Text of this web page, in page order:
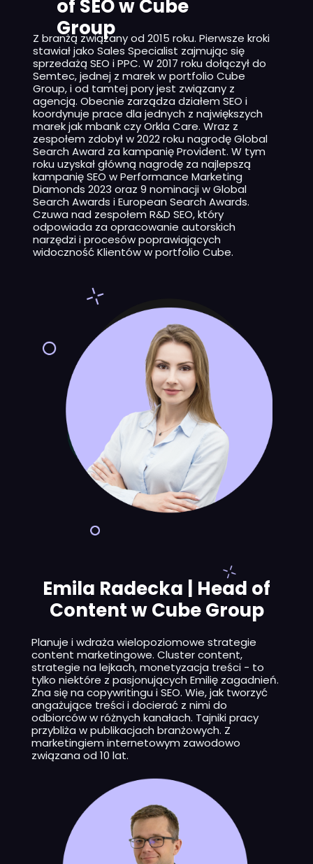
Z branżą związany od 2015 roku. Pierwsze kroki
stawiał jako Sales Specialist zajmując się
sprzedażą SEO i PPC. W 2017 roku dołączył do
Semtec, jednej z marek w portfolio Cube
Group, i od tamtej pory jest związany z
agencją. Obecnie zarządza działem SEO i
koordynuje prace dla jednych z największych
marek jak mbank czy Orkla Care. Wraz z
zespołem zdobył w 2022 roku nagrodę Global
Search Award za kampanię Provident. W tym
roku uzyskał główną nagrodę za najlepszą
kampanię SEO w Performance Marketing
Diamonds 2023 oraz 9 nominacji w Global
Search Awards i European Search Awards.
Czuwa nad zespołem R&D SEO, który
odpowiada za opracowanie autorskich
narzędzi i procesów poprawiających
widoczność Klientów w portfolio Cube.
of SEOw Cube
Group
Emila Radecka | Head of
Content w Cube Group
Planuje i wdraża wielopoziomowe strategie
content marketingowe. Cluster content,
strategie na lejkach, monetyzacja treści - to
tylko niektóre z pasjonujących Emilię zagadnień.
Zna się na copywritingu i SEO. Wie, jak tworzyć
angażujące treści i docierać z nimi do
odbiorców w różnych kanałach. Tajniki pracy
przybliża w publikacjach branżowych. Z
marketingiem internetowym zawodowo
związana od 10 lat.